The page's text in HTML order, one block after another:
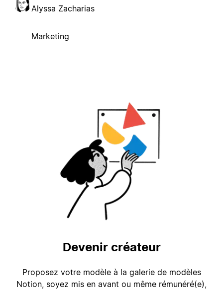
Alyssa Zacharias
Marketing
Devenir créateur
Proposez votre modèle à la galerie de modèles
Notion, soyez mis en avant ou même rémunéré(e),